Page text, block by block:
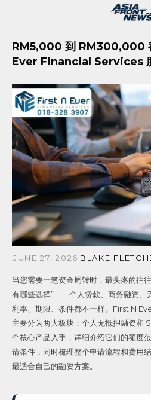
RM5,000 到 RM300,000
Ever Financial Services
JUNE 27, 2026 BLAKE
当您需要一笔资金周转时，最头疼的往
有哪些选择”——个人贷款、商务融资、
利率、期限、条件都不一样。First N
主要分为两大板块：个人无抵押融资和
个核心产品入手，详细介绍它们的额度
请条件，同时梳理整个申请流程和费用
最适合自己的融资方案。